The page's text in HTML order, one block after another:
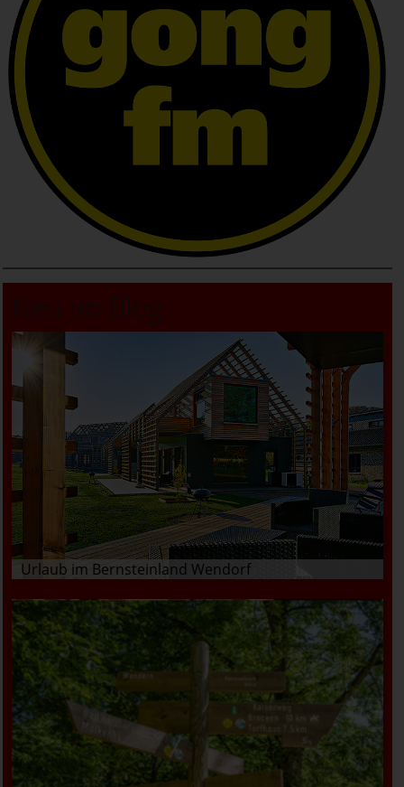
Neu im Blog
Urlaub im Bernsteinland Wendorf